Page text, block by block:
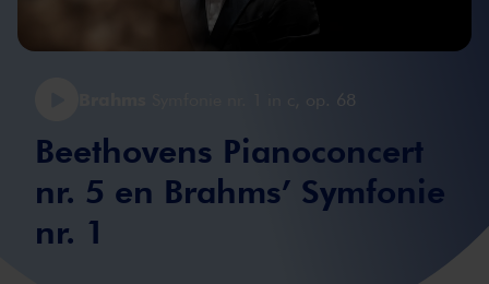
Symfonie nr. 1 in c, op. 68
Beethovens Pianoconcert
nr. 5 en Brahms’ Symfonie
nr. 1